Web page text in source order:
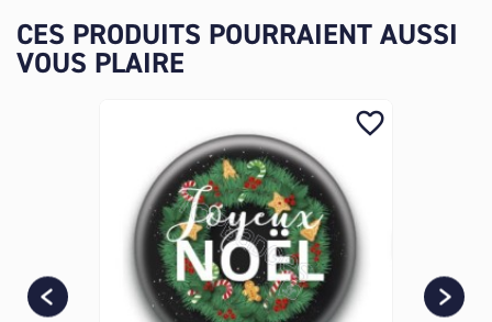
CES PRODUITS POURRAIENT AUSSI
VOUS PLAIRE
favorite_border